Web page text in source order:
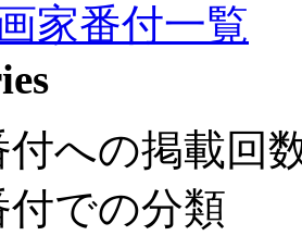
家番付一覧
付への掲載回
での分類